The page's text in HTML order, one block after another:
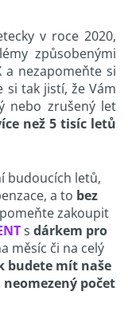
v roce 2020,
způsobenými
a nezapomeňte si
si tak jistí, že Vám
nebo zrušený let
než 5 tisíc letů
budoucích letů,
a to bez
zakoupit
s dárkem pro
měsíc či na celý
budete mít naše
počet